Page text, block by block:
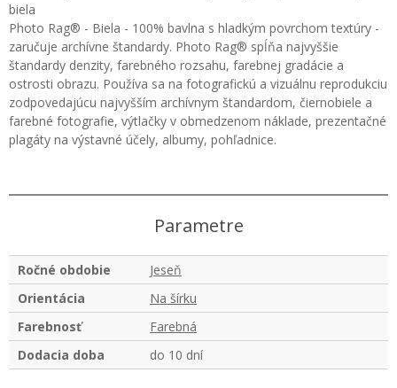
biela
Photo Rag® - Biela - 100% bavlna s hladkým povrchom textúry -
zaručuje archívne štandardy. Photo Rag® spĺňa najvyššie
štandardy denzity, farebného rozsahu, farebnej gradácie a
ostrosti obrazu. Používa sa na fotografickú a vizuálnu reprodukciu
zodpovedajúcu najvyšším archívnym štandardom, čiernobiele a
farebné fotografie, výtlačky v obmedzenom náklade, prezentačné
plagáty na výstavné účely, albumy, pohľadnice.
Parametre
Ročné obdobie
Jeseň
Orientácia
Na šírku
Farebnosť
Farebná
Dodacia doba
do 10 dní